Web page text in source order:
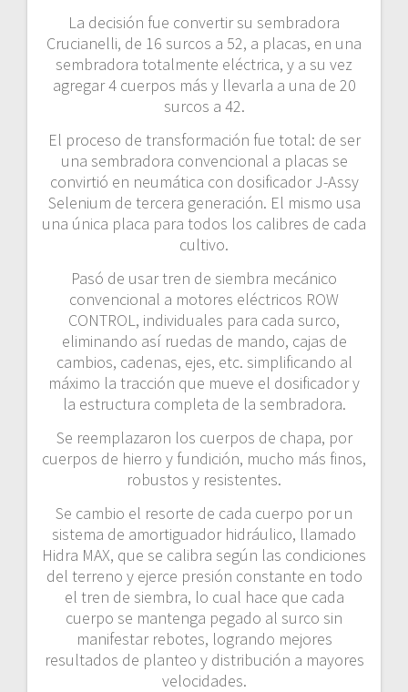
La decisión fue convertir su sembradora
Crucianelli, de 16 surcos a 52, a placas, en una
sembradora totalmente eléctrica, y a su vez
agregar 4 cuerpos más y llevarla a una de 20
surcos a 42.
El proceso de transformación fue total: de ser
una sembradora convencional a placas se
convirtió en neumática con dosificador J-Assy
Selenium de tercera generación. El mismo usa
una única placa para todos los calibres de cada
cultivo.
Pasó de usar tren de siembra mecánico
convencional a motores eléctricos ROW
CONTROL, individuales para cada surco,
eliminando así ruedas de mando, cajas de
cambios, cadenas, ejes, etc. simplificando al
máximo la tracción que mueve el dosificador y
la estructura completa de la sembradora.
Se reemplazaron los cuerpos de chapa, por
cuerpos de hierro y fundición, mucho más finos,
robustos y resistentes.
Se cambio el resorte de cada cuerpo por un
sistema de amortiguador hidráulico, llamado
Hidra MAX, que se calibra según las condiciones
del terreno y ejerce presión constante en todo
el tren de siembra, lo cual hace que cada
cuerpo se mantenga pegado al surco sin
manifestar rebotes, logrando mejores
resultados de planteo y distribución a mayores
velocidades.